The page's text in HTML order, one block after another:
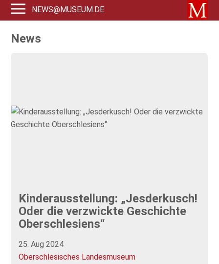
NEWS@MUSEUM.DE
News
Kinderausstellung: „Jesderkusch!
Oder die verzwickte Geschichte
Oberschlesiens“
25. Aug 2024
Oberschlesisches Landesmuseum